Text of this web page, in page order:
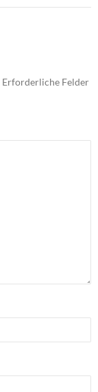
Erforderliche Felder